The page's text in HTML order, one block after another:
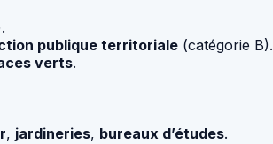
publique territoriale (catégorie B).
verts.
, jardineries, bureaux d’études.